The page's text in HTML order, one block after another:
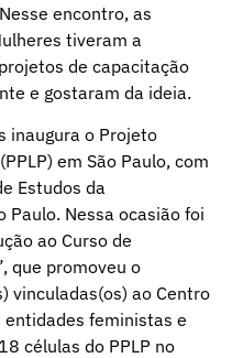
encontro, as
tiveram a
de capacitação
e gostaram da ideia.
inaugura o Projeto
em São Paulo, com
Estudos da
Paulo. Nessa ocasião foi
ao Curso de
que promoveu o
vinculadas(os) ao Centro
feministas e
células do PPLP no